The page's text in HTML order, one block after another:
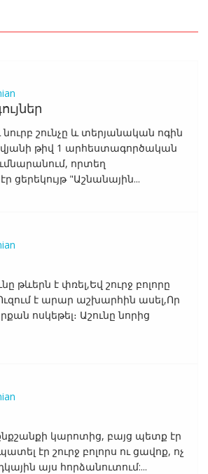
նուրբ շունչը և տերյանական ոգին
թիվ 1 արհեստագործական
որտեղ
ցերեկույթ "Աշնանային...
թևերն է փռել,Եվ շուրջ բոլորը
է արար աշխարհին ասել,Որ
ոսկեթել։ Աշունը նորից
կարոտից, բայց պետք էր
էր շուրջ բոլորս ու ցավոք, ոչ
այս հորձանուտում:...